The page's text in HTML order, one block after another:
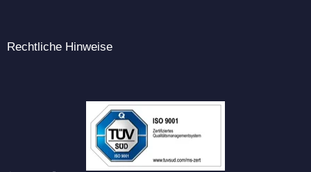
Rechtliche Hinweise